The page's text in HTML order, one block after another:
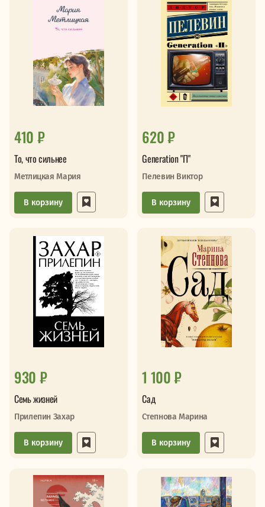
410 ₽
То, что сильнее
Метлицкая Мария
В корзину
620 ₽
Generation "П"
Пелевин Виктор
В корзину
930 ₽
Семь жизней
Прилепин Захар
В корзину
1 100 ₽
Сад
Степнова Марина
В корзину